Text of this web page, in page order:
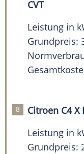
CVT
Leistung in
Grundpreis:
Citroen C4 X
Leistung in
Grundpreis: